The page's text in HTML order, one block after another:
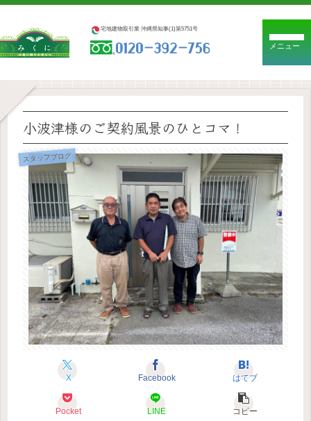
宅地建物取引業 沖縄県知事(1)第5751号
メニュー
小波津様のご契約風景のひとコマ！
スタッフブログ
X Facebook はてブ
Pocket LINE コピー